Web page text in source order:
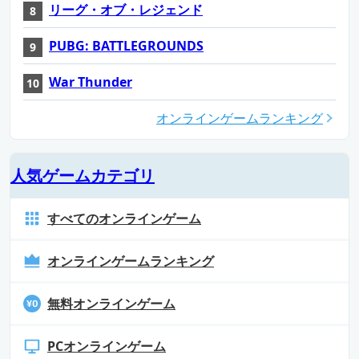
リーグ・オブ・レジェンド
PUBG: BATTLEGROUNDS
War Thunder
オンラインゲームランキング
人気ゲームカテゴリ
すべてのオンラインゲーム
オンラインゲームランキング
無料オンラインゲーム
PCオンラインゲーム